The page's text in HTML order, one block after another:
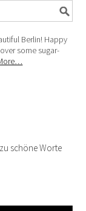
Berlin! Happy
some sugar-
schöne Worte